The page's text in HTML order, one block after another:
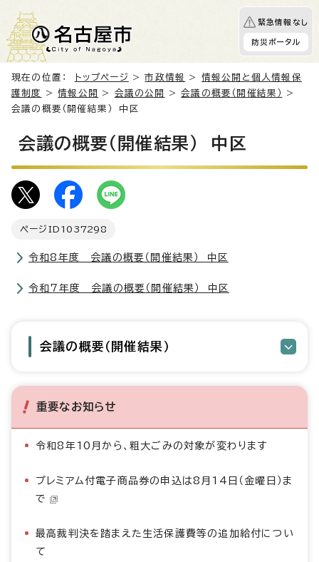
緊急情報なし
防災ポータル
現在の位置： トップページ >市政情報 > 情報公開と個人情報保
護制度
>情報公開 > 会議の公開 >会議の概要（開催結果）
>
会議の概要（開催結果） 中区
会議の概要（開催結果） 中区
ページID 1037298
令和8年度 会議の概要（開催結果） 中区
令和7年度 会議の概要（開催結果） 中区
会議の概要（開催結果）
重要なお知らせ
令和8年10月から、粗大ごみの対象が変わります
プレミアム付電子商品券の申込は8月14日（金曜日）ま
で
最高裁判決を踏まえた生活保護費等の追加給付につい
て